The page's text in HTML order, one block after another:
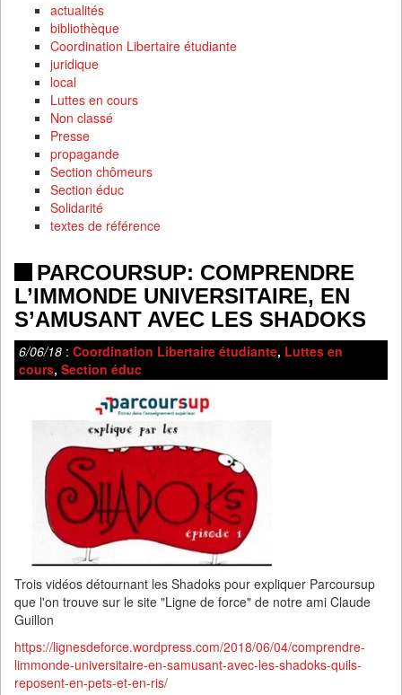
actualités
bibliothèque
Coordination Libertaire étudiante
juridique
local
Luttes en cours
Non classé
Presse
propagande
Section chômeurs
Section éduc
Solidarité
textes de référence
PARCOURSUP: COMPRENDRE
L’IMMONDE UNIVERSITAIRE, EN
S’AMUSANT AVEC LES SHADOKS
6/06/18 : Coordination Libertaire étudiante, Luttes en
cours, Section éduc
Trois vidéos détournant les Shadoks pour expliquer Parcoursup
que l'on trouve sur le site "Ligne de force" de notre ami Claude
Guillon
https://lignesdeforce.wordpress.com/2018/06/04/comprendre-
limmonde-universitaire-en-samusant-avec-les-shadoks-quils-
reposent-en-pets-et-en-ris/